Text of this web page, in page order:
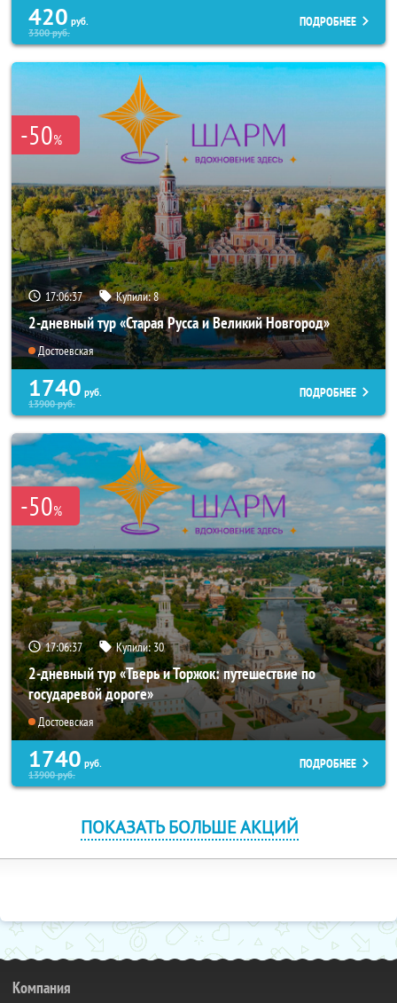
420 руб.
3300руб.
ПОДРОБНЕЕ
-50%
17:06:37 Купили:8
2-дневный тур «Старая Русса и Великий Новгород»
Достоевская
1740 руб.
13900руб.
ПОДРОБНЕЕ
-50%
17:06:37 Купили:30
2-дневный тур «Тверь и Торжок: путешествие по
государевой дороге»
Достоевская
1740 руб.
13900руб.
ПОДРОБНЕЕ
ПОКАЗАТЬ БОЛЬШЕ АКЦИЙ
Компания